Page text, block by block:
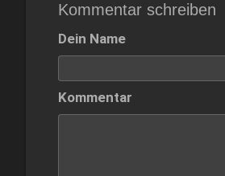
Kommentar schreiben
Dein Name
Kommentar